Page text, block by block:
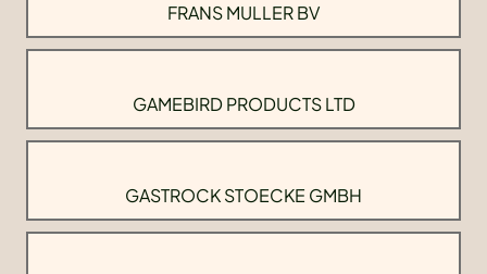
FRANS MULLER BV
GAMEBIRD PRODUCTS LTD
GASTROCK STOECKE GMBH